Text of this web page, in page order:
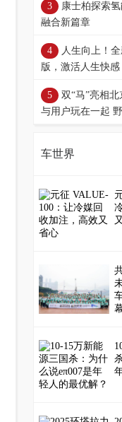
康士柏探索
融合新篇章
人生向上！
版，激活人生快感
双“马”亮相
与用户玩在一起
车世界